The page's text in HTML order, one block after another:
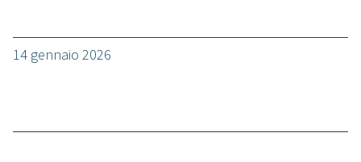
14 gennaio 2026